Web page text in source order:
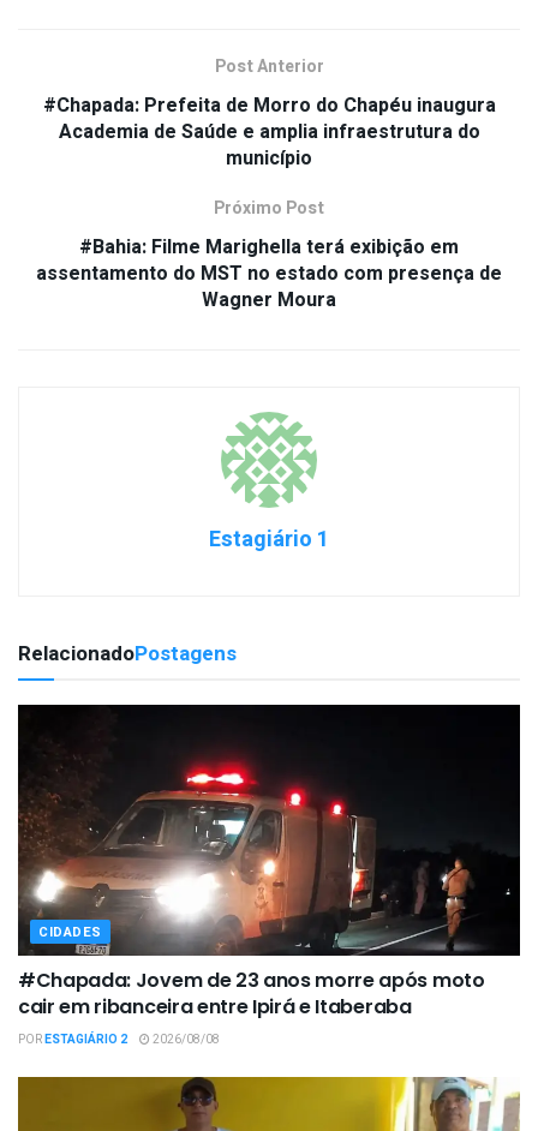
Post Anterior
#Chapada: Prefeita de Morro do Chapéu inaugura
Academia de Saúde e amplia infraestrutura do
município
Próximo Post
#Bahia: Filme Marighella terá exibição em
assentamento do MST no estado com presença de
Wagner Moura
Estagiário 1
RelacionadoPostagens
CIDADES
#Chapada: Jovem de 23 anos morre após moto
cair em ribanceira entre Ipirá e Itaberaba
PORESTAGIÁRIO 2 2026/08/08